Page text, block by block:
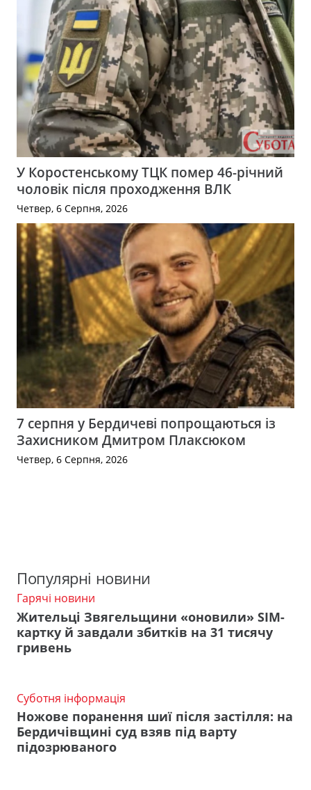
У Коростенському ТЦК помер 46-річний
чоловік після проходження ВЛК
Четвер, 6 Серпня, 2026
7 серпня у Бердичеві попрощаються із
Захисником Дмитром Плаксюком
Четвер, 6 Серпня, 2026
Популярні новини
Гарячі новини
Жительці Звягельщини «оновили» SIM-
картку й завдали збитків на 31 тисячу
гривень
Суботня інформація
Ножове поранення шиї після застілля: на
Бердичівщині суд взяв під варту
підозрюваного